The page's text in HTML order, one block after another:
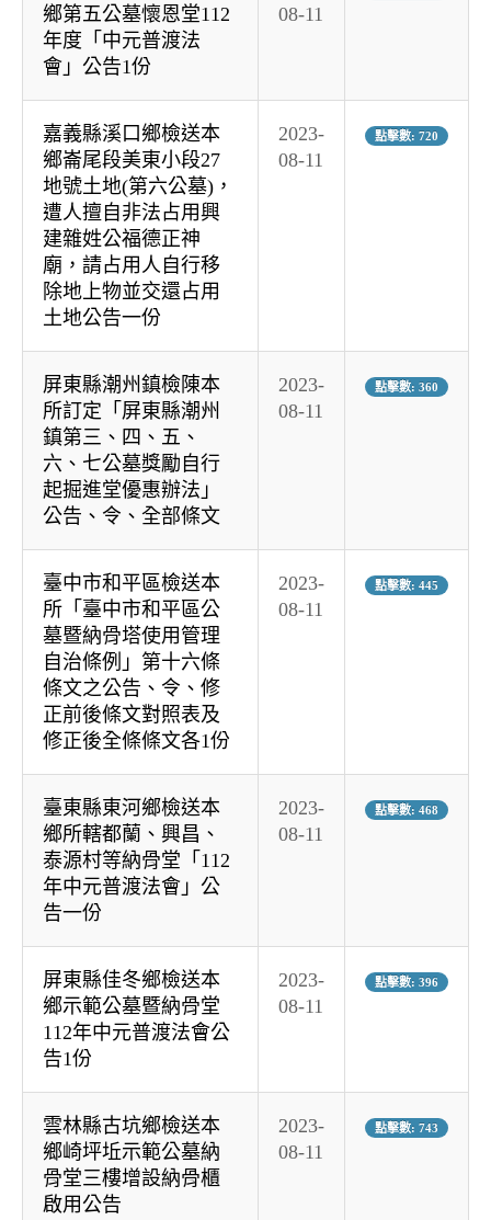
鄉第五公墓懷恩堂112
年度「中元普渡法
會」公告1份
08-11
嘉義縣溪口鄉檢送本
鄉崙尾段美東小段27
地號土地(第六公墓)，
遭人擅自非法占用興
建雜姓公福德正神
廟，請占用人自行移
除地上物並交還占用
土地公告一份
2023-
08-11
點擊數: 720
屏東縣潮州鎮檢陳本
所訂定「屏東縣潮州
鎮第三、四、五、
六、七公墓獎勵自行
起掘進堂優惠辦法」
公告、令、全部條文
2023-
08-11
點擊數: 360
臺中市和平區檢送本
所「臺中市和平區公
墓暨納骨塔使用管理
自治條例」第十六條
條文之公告、令、修
正前後條文對照表及
修正後全條條文各1份
2023-
08-11
點擊數: 445
臺東縣東河鄉檢送本
鄉所轄都蘭、興昌、
泰源村等納骨堂「112
年中元普渡法會」公
告一份
2023-
08-11
點擊數: 468
屏東縣佳冬鄉檢送本
鄉示範公墓暨納骨堂
112年中元普渡法會公
告1份
2023-
08-11
點擊數: 396
雲林縣古坑鄉檢送本
鄉崎坪坵示範公墓納
骨堂三樓增設納骨櫃
啟用公告
2023-
08-11
點擊數: 743